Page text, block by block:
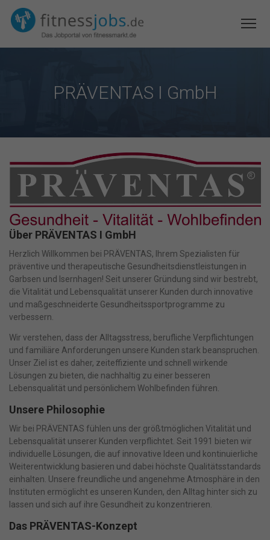
PRÄVENTAS I GmbH
Über PRÄVENTAS I GmbH
Herzlich Willkommen bei PRÄVENTAS, Ihrem Spezialisten für
präventive und therapeutische Gesundheitsdienstleistungen in
Garbsen und Isernhagen! Seit unserer Gründung sind wir bestrebt,
die Vitalität und Lebensqualität unserer Kunden durch innovative
und maßgeschneiderte Gesundheitssportprogramme zu
verbessern.
Wir verstehen, dass der Alltagsstress, berufliche Verpflichtungen
und familiäre Anforderungen unsere Kunden stark beanspruchen.
Unser Ziel ist es daher, zeiteffiziente und schnell wirkende
Lösungen zu bieten, die nachhaltig zu einer besseren
Lebensqualität und persönlichem Wohlbefinden führen.
Unsere Philosophie
Wir bei PRÄVENTAS fühlen uns der größtmöglichen Vitalität und
Lebensqualität unserer Kunden verpflichtet. Seit 1991 bieten wir
individuelle Lösungen, die auf innovative Ideen und kontinuierliche
Weiterentwicklung basieren und dabei höchste Qualitätsstandards
einhalten. Unsere freundliche und angenehme Atmosphäre in den
Instituten ermöglicht es unseren Kunden, den Alltag hinter sich zu
lassen und sich auf ihre Gesundheit zu konzentrieren.
Das PRÄVENTAS-Konzept